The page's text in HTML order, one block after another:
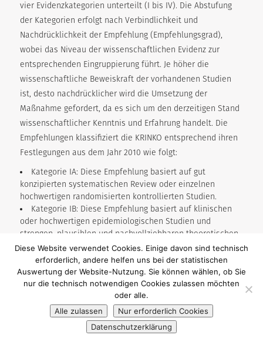
vier Evidenzkategorien unterteilt (I bis IV). Die Abstufung
der Kategorien erfolgt nach Verbindlichkeit und
Nachdrücklichkeit der Empfehlung (Empfehlungsgrad),
wobei das Niveau der wissenschaftlichen Evidenz zur
entsprechenden Eingruppierung führt. Je höher die
wissenschaftliche Beweiskraft der vorhandenen Studien
ist, desto nachdrücklicher wird die Umsetzung der
Maßnahme gefordert, da es sich um den derzeitigen Stand
wissenschaftlicher Kenntnis und Erfahrung handelt. Die
Empfehlungen klassifiziert die KRINKO entsprechend ihren
Festlegungen aus dem Jahr 2010 wie folgt:
Kategorie IA: Diese Empfehlung basiert auf gut
konzipierten systematischen Review oder einzelnen
hochwertigen randomisierten kontrollierten Studien.
Kategorie IB: Diese Empfehlung basiert auf klinischen
oder hochwertigen epidemiologischen Studien und
strengen, plausiblen und nachvollziehbaren theoretischen
Ableitungen.
Kategorie II: Diese Empfehlung basiert auf
hinweisenden Studien/Untersuchungen und strengen,
plausiblen und nachvollziehbaren theoretischen
Kategorie III: Maßnahmen, über deren Wirksamkeit nur
unzureichende oder widersprüchliche Hinweise vorliegen,
deshalb ist eine Empfehlung nicht möglich.
Diese Website verwendet Cookies. Einige davon sind technisch
erforderlich, andere helfen uns bei der statistischen
Auswertung der Website-Nutzung. Sie können wählen, ob Sie
nur die technisch notwendigen Cookies zulassen möchten
oder alle.
Alle zulassen
Nur erforderlich Cookies
Datenschutzerklärung